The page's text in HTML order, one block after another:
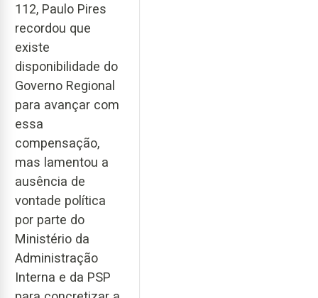
112, Paulo Pires
recordou que
existe
disponibilidade do
Governo Regional
para avançar com
essa
compensação,
mas lamentou a
ausência de
vontade política
por parte do
Ministério da
Administração
Interna e da PSP